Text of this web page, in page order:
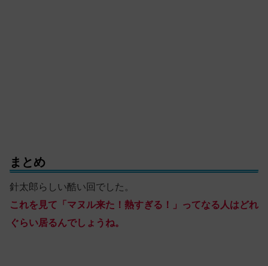
まとめ
針太郎らしい酷い回でした。
これを見て「マヌル来た！熱すぎる！」ってなる人はどれ
ぐらい居るんでしょうね。